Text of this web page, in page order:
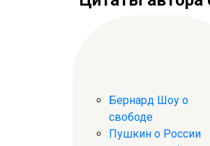
Бернард Шоу о
свободе
Пушкин о России